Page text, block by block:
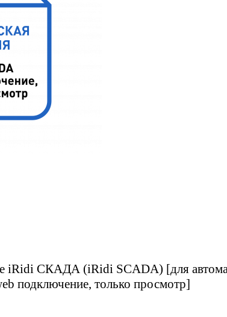
iRidi СКАДА (iRidi SCADA) [для
подключение, только просмотр]